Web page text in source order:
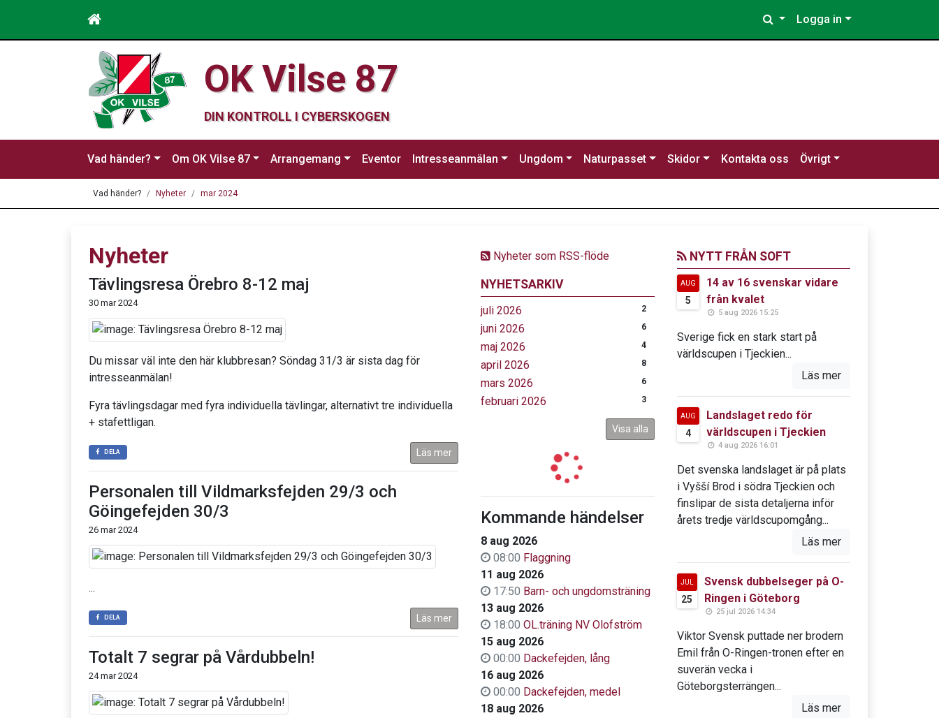
Logga in
OK Vilse 87
DIN KONTROLL I CYBERSKOGEN
Vad händer? Om OK Vilse 87 Arrangemang Eventor Intresseanmälan Ungdom Naturpasset Skidor Kontakta oss Övrigt
Vad händer? Nyheter mar 2024
Nyheter som RSS-flöde
NYHETSARKIV
juli 2026 2
juni 2026 6
maj 2026 4
april 2026 8
mars 2026 6
februari 2026 3
Visa alla
Kommande händelser
8 aug 2026
08:00 Flaggning
11 aug 2026
17:50 Barn- och ungdomsträning
13 aug 2026
18:00 OL.träning NV Olofström
15 aug 2026
00:00 Dackefejden, lång
16 aug 2026
00:00 Dackefejden, medel
18 aug 2026
Nyheter
Tävlingsresa Örebro 8-12 maj
30 mar 2024
Du missar väl inte den här klubbresan? Söndag 31/3 är sista dag för
intresseanmälan!
Fyra tävlingsdagar med fyra individuella tävlingar, alternativt tre individuella
+ stafettligan.
DELA Läs mer
Personalen till Vildmarksfejden 29/3 och
Göingefejden 30/3
26 mar 2024
...
DELA Läs mer
Totalt 7 segrar på Vårdubbeln!
24 mar 2024
NYTT FRÅN SOFT
AUG
5
14 av 16 svenskar vidare
från kvalet
5 aug 2026 15:25
Sverige fick en stark start på
världscupen i Tjeckien...
Läs mer
AUG
4
Landslaget redo för
världscupen i Tjeckien
4 aug 2026 16:01
Det svenska landslaget är på plats
i Vyšší Brod i södra Tjeckien och
finslipar de sista detaljerna inför
årets tredje världscupomgång...
Läs mer
JUL
25
Svensk dubbelseger på O-
Ringen i Göteborg
25 jul 2026 14:34
Viktor Svensk puttade ner brodern
Emil från O-Ringen-tronen efter en
suverän vecka i
Göteborgsterrängen...
Läs mer